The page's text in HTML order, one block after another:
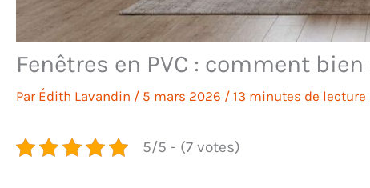
Fenêtres en PVC : comment
Par Édith Lavandin / 5 mars 2026 / 13 minutes de lecture
5/5 - (7 votes)